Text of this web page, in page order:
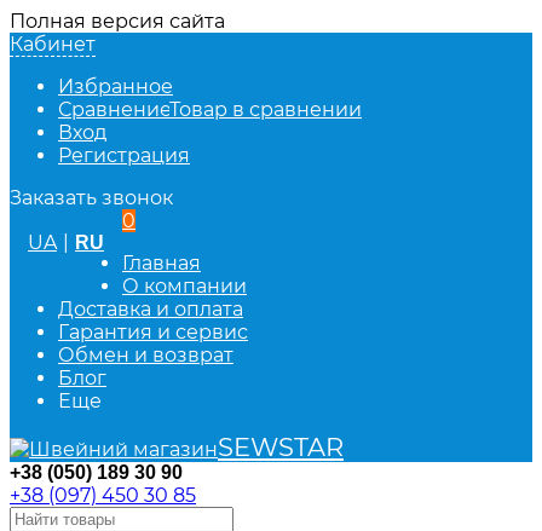
Полная версия сайта
Кабинет
Избранное
СравнениеТовар в сравнении
Вход
Регистрация
Заказать звонок
UA
RU
0
Главная
О компании
Доставка и оплата
Гарантия и сервис
Обмен и возврат
Блог
Еще
SEWSTAR
+38 (050) 189 30 90
+38 (097) 450 30 85